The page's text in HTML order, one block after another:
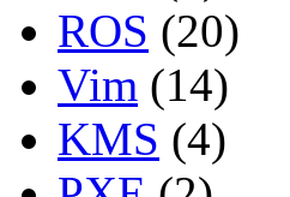
ROS (20)
Vim (14)
KMS (4)